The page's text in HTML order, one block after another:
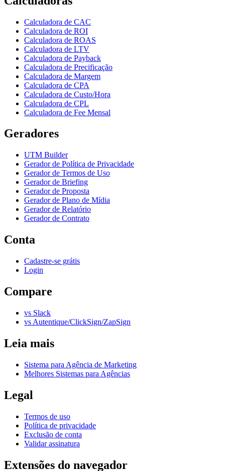
Calculadora de CAC
Calculadora de ROI
Calculadora de ROAS
Calculadora de LTV
Calculadora de Payback
Calculadora de Precificação
Calculadora de Margem
Calculadora de CPA
Calculadora de Custo/Hora
Calculadora de CPL
Calculadora de Fee Mensal
Geradores
UTM Builder
Gerador de Política de Privacidade
Gerador de Termos de Uso
Gerador de Briefing
Gerador de Proposta
Gerador de Plano de Mídia
Gerador de Relatório
Gerador de Contrato
Conta
Cadastre-se grátis
Login
Compare
vs Slack
vs Autentique/ClickSign/ZapSign
Leia mais
Sistema para Agência de Marketing
Melhores Sistemas para Agências
Legal
Termos de uso
Política de privacidade
Exclusão de conta
Validar assinatura
Extensões do navegador